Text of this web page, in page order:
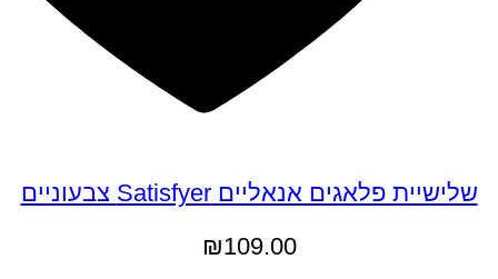
שלישיית פלאגים אנאליים Satisfyer צבעוניים
₪109.00